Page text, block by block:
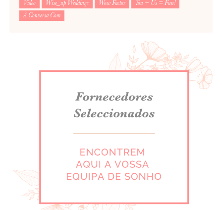
Video Wise_up Weddings Wow Factor
You + Us = Fun!
À Conversa Com